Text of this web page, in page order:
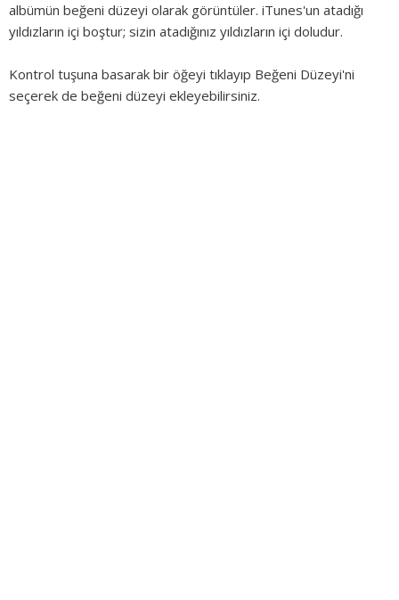
albümün beğeni düzeyi olarak görüntüler. iTunes'un atadığı
yıldızların içi boştur; sizin atadığınız yıldızların içi doludur.
Kontrol tuşuna basarak bir öğeyi tıklayıp Beğeni Düzeyi'ni
seçerek de beğeni düzeyi ekleyebilirsiniz.